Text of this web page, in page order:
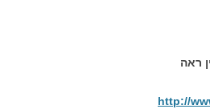
ראה
http://